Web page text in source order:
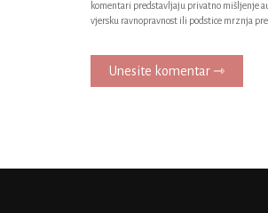
komentari predstavljaju privatno mišljenje
vjersku ravnopravnost ili podstice mrznja
Unesite komentar ⇾